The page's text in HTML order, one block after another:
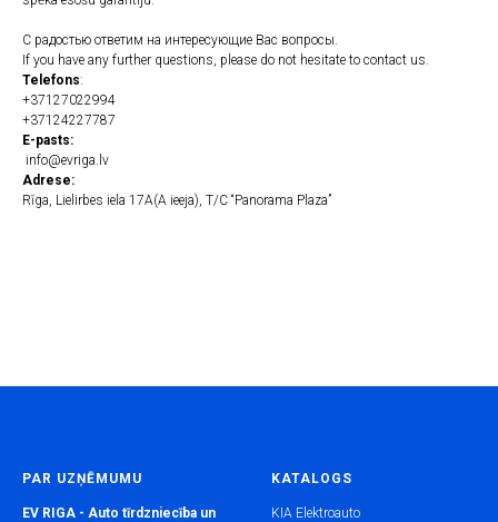
С радостью ответим на интересующие Вас вопросы.
If you have any further questions, please do not hesitate to contact us.
Telefons:
+37127022994
+37124227787
E-pasts:
info@evriga.lv
Adrese:
Rīga, Lielirbes iela 17A(A ieeja), T/C “Panorama Plaza”
PAR UZŅĒMUMU
EV RIGA - Auto tīrdzniecība un
KATALOGS
KIA Elektroauto